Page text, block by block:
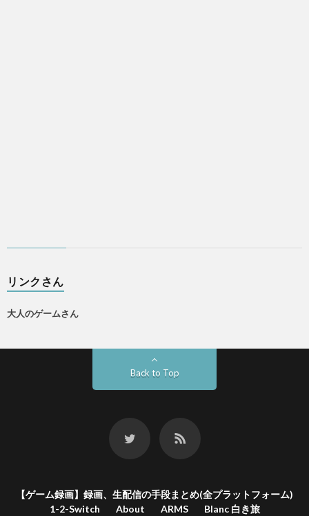
リンクさん
大人のゲームさん
Back to Top
【ゲーム録画】録画、生配信の手段まとめ(全プラットフォーム)
1-2-Switch
About ARMS
Blanc 白き旅